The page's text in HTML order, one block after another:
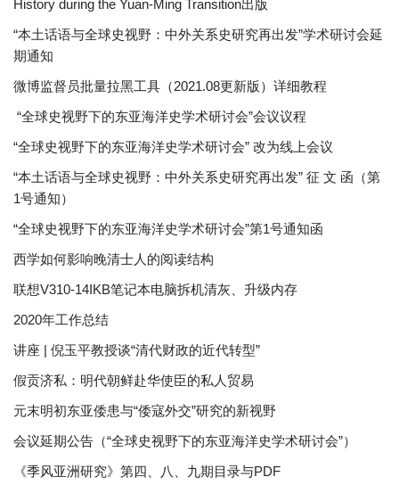
History during the Yuan-Ming Transition出版
“本土话语与全球史视野：中外关系史研究再出发”学术研讨会延
期通知
微博监督员批量拉黑工具（2021.08更新版）详细教程
“全球史视野下的东亚海洋史学术研讨会”会议议程
“全球史视野下的东亚海洋史学术研讨会” 改为线上会议
“本土话语与全球史视野：中外关系史研究再出发” 征 文 函（第
1号通知）
“全球史视野下的东亚海洋史学术研讨会”第1号通知函
西学如何影响晚清士人的阅读结构
联想V310-14IKB笔记本电脑拆机清灰、升级内存
2020年工作总结
讲座 | 倪玉平教授谈“清代财政的近代转型”
假贡济私：明代朝鲜赴华使臣的私人贸易
元末明初东亚倭患与“倭寇外交”研究的新视野
会议延期公告（“全球史视野下的东亚海洋史学术研讨会”）
《季风亚洲研究》第四、八、九期目录与PDF